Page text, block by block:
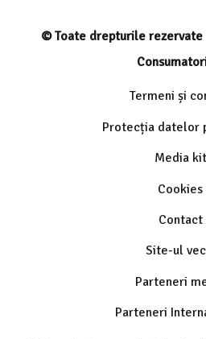
© Toate drepturile rezervate
Termeni și
Protecția datelor
Media kit
Cookies
Contact
Site-ul
Parteneri
Parteneri